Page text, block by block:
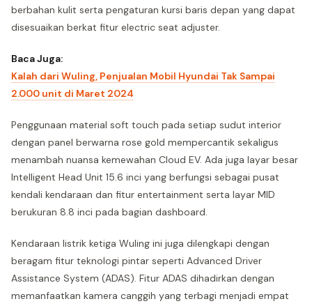
berbahan kulit serta pengaturan kursi baris depan yang dapat
disesuaikan berkat fitur electric seat adjuster.
Baca Juga:
Kalah dari Wuling, Penjualan Mobil Hyundai Tak Sampai
2.000 unit di Maret 2024
Penggunaan material soft touch pada setiap sudut interior
dengan panel berwarna rose gold mempercantik sekaligus
menambah nuansa kemewahan Cloud EV. Ada juga layar besar
Intelligent Head Unit 15.6 inci yang berfungsi sebagai pusat
kendali kendaraan dan fitur entertainment serta layar MID
berukuran 8.8 inci pada bagian dashboard.
Kendaraan listrik ketiga Wuling ini juga dilengkapi dengan
beragam fitur teknologi pintar seperti Advanced Driver
Assistance System (ADAS). Fitur ADAS dihadirkan dengan
memanfaatkan kamera canggih yang terbagi menjadi empat